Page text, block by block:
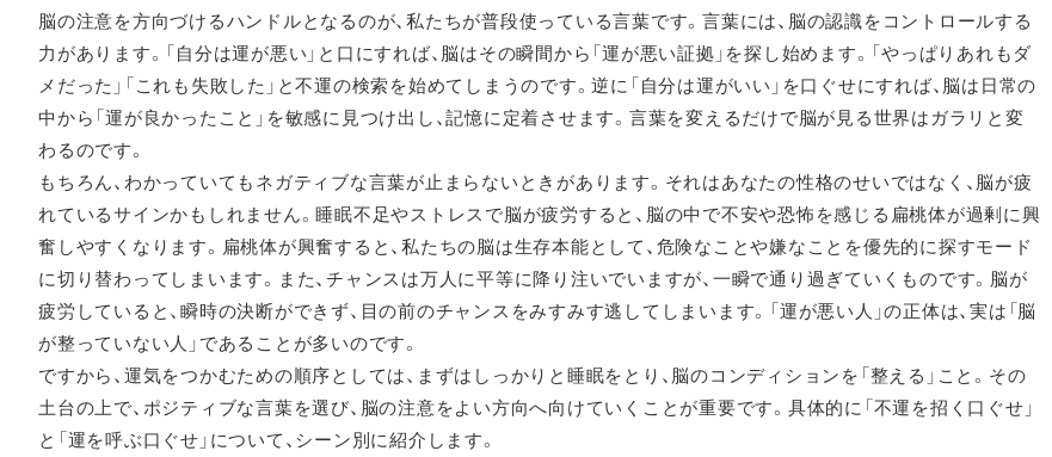
脳の注意を方向づけるハンドルとなるのが、私たちが普段使っている言葉です。言葉には、脳の認識をコントロールする
力があります。「自分は運が悪い」と口にすれば、脳はその瞬間から「運が悪い証拠」を探し始めます。「やっぱりあれもダ
メだった」「これも失敗した」と不運の検索を始めてしまうのです。逆に「自分は運がいい」を口ぐせにすれば、脳は日常の
中から「運が良かったこと」を敏感に見つけ出し、記憶に定着させます。言葉を変えるだけで脳が見る世界はガラリと変
わるのです。
もちろん、わかっていてもネガティブな言葉が止まらないときがあります。それはあなたの性格のせいではなく、脳が疲
れているサインかもしれません。睡眠不足やストレスで脳が疲労すると、脳の中で不安や恐怖を感じる扁桃体が過剰に興
奮しやすくなります。扁桃体が興奮すると、私たちの脳は生存本能として、危険なことや嫌なことを優先的に探すモード
に切り替わってしまいます。また、チャンスは万人に平等に降り注いでいますが、一瞬で通り過ぎていくものです。脳が
疲労していると、瞬時の決断ができず、目の前のチャンスをみすみす逃してしまいます。「運が悪い人」の正体は、実は「脳
が整っていない人」であることが多いのです。
ですから、運気をつかむための順序としては、まずはしっかりと睡眠をとり、脳のコンディションを「整える」こと。その
土台の上で、ポジティブな言葉を選び、脳の注意をよい方向へ向けていくことが重要です。具体的に「不運を招く口ぐせ」
と「運を呼ぶ口ぐせ」について、シーン別に紹介します。